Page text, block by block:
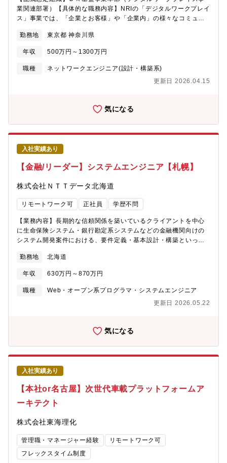
業関連部署）【具体的な職務内容】NRIの「デジタルワークプレイ
ス」事業では、「企業とお客様」や「企業内」の様々なコミュニ
最新のボイスコミュニケーション、ネットワーク、ビデオコミュ
ニケーションを活用して、お客様や企業を起点とするコミュニケ
ーションインフラに最適なIT環境を提供します。こちらのポジシ
ョンでは、それら最適なコミュニケーションインフラの提供に際
企画、提案、設計、構築、運用を担当いただきます。主な技術領
認識等）、ビデオコミュニケーションインフラ（ビデオ会議、動
画配信、画面共有、ソーシャル連携等）です。【携わるビジネ
ス・サービス・テーマ】DWP事業の詳細も併せてご覧ください。
◆デジタルワークプレイス事業のホームページ デジタルワーク
プレイス事業について：
https://www.nri.com/jp/service/solution/ips/dwp デジタルワー
クプレイス事業での業務について：
https://www.nri.com/jp/service/solution/ips/dwp/dwp_recruit【仕
事の魅力・やりがい・キャリアパス】【NRIのデジタルワークプレ
イス事業の魅力】今、働くことの価値観が大きく変わろうとして
います。ワークライフバランスの実現が望まれる中、デジタルを
活用した新しい働き方を提案し、働く場所とITを提供する事業と
して組織されたのがNRIのデジタルワークプレイス事業です。私た
ちは、まずお客様の課題やゴールを共有することから始め、その
解決の手段としてコミュニケーションIT、オフィスIT、AI、IoTな
走るビジネスモデルです。このビジネスモデルが、お客様からも
事業成長を遂げ、現在約200名の社員が活躍しています。様々な有
識者がいるNRIの仲間と一緒に、あなたのコミュニケーション力、
勤務地 東京都 神奈川県
年収 500万円～1300万円
職種
ネットワークエンジニア(設計・構築系)
更新日 2026.04.15
気になる
入社実績あり
【金融/リーダー】システムエンジニア【札幌】
株式会社ＮＴＴデータ北海道
リモートワーク可 正社員 学歴不問
【業務内容】長期的な信頼関係を築いているクライアントを中心
に生命保険システム・銀行勘定系システムなどの金融機関向けの
システム開発案件における、要件定義・基本設計・構築といった
ます。（お客様との折衝・調整、課題のヒアリング、課題提起、
プロジェクトメンバーの管理、案件進捗・品質管理及び報告等）
※NTTデータと共同で行っていく案件が多く、安定性も高く、や
りがいのある環境です。※お持ちのご経験やスキルに応じて、リ
度と様々な規模のプロジェクトがありますので、今までのご経験
案件が増加傾向にあることから、北海道のIT課題に上流工程から
携わることができます。【案件の魅力】◎大手金融機関の開発案
件等の大規模案件にも携わることができます◎地域住民の豊かな
暮らしを支える、やりがいある業務です◎これまで培ってきた同
社のノウハウをフル活用し、最新技術を駆使した開発スキルを得
ることができます◎システムが進化し続けている大手金融機関の
最新案件を担当も可能◎金融領域は20～30年続くプロジェクトも
多く、より多くの業務知識を得ることができ、顧客と信頼関係を
築くことができます◎フォローアップ体制や勉強会があるので業
場・顧客から直接評価をいただくことができます＼スキルアップ
の機会／・AI技術を身に着けることが可能・ローコード技術での
開発の最先端技術含め、NTTデータグループのノウハウが蓄積さ
れているので、プロジェクト資料を見ることができたり、業務を
通してはもちろん、事業部内の勉強会等での技術や情報のキャッ
勤務地 北海道
年収 630万円～870万円
職種
Web・オープン系プログラマ・システムエンジニア
更新日 2026.05.22
気になる
入社実績あり
【本社or名古屋】次世代車載プラットフォームア
ーキテクト
株式会社東海理化
管理職・マネージャー経験
リモートワーク可
フレックスタイム制度